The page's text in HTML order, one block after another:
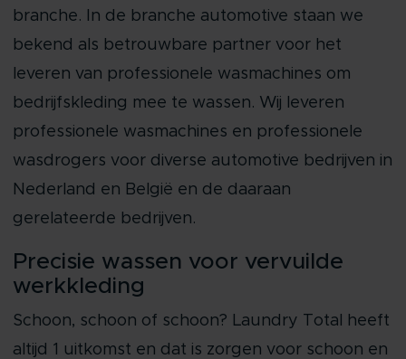
branche. In de branche automotive staan we
bekend als betrouwbare partner voor het
leveren van professionele wasmachines om
bedrijfskleding mee te wassen. Wij leveren
professionele wasmachines en professionele
wasdrogers voor diverse automotive bedrijven in
Nederland en België en de daaraan
gerelateerde bedrijven.
Precisie wassen voor vervuilde
werkkleding
Schoon, schoon of schoon? Laundry Total heeft
altijd 1 uitkomst en dat is zorgen voor schoon en